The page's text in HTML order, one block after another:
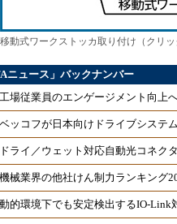
移動式ワークストッカ取り付け（クリ
ニュース」バックナンバー
工場従業員のエンゲージメント向上
ベッコフが日本向けドライブシステ
ドライ／ウェット対応自動光コネク
機械業界の他社けん制力ランキング
動的環境下でも安定検出するIO-Link